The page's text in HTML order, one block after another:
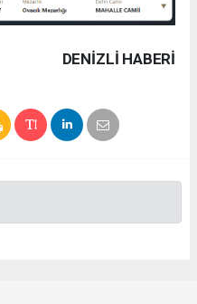
DENIZLI HABERİ